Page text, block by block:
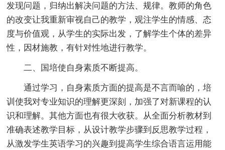
发现问题，归纳出解决问题的方法、规律。教师的角色
的改变让我重新审视自己的教学，观注学生的情感、态
度与价值观，从学生的实际出发，了解学生个体的差异
性，因材施教，有针对性地进行教学。
二、国培使自身素质不断提高。
通过学习，自身素质方面的提高是不言而喻的，培
训使我对专业知识的理解更深刻，加强了对新课程的认
识和理解。其他方面也有很大收获。从全面分析教材到
准确表述教学目标，从设计教学步骤到反思教学过程，
从激发学生英语学习的兴趣到提高学生综合语言运用能